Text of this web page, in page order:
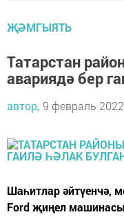
ҖӘМГЫЯТЬ
Татарстан
авариядә бер
автор, 9 февраль
Шаһитлар әйтүенчә,
Ford җиңел